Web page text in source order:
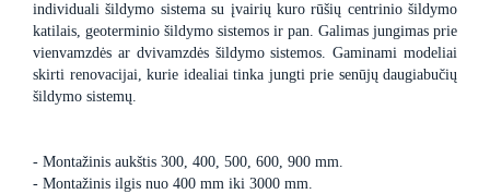
individuali šildymo sistema su įvairių kuro rūšių centrinio šildymo
katilais, geoterminio šildymo sistemos ir pan. Galimas jungimas prie
vienvamzdės ar dvivamzdės šildymo sistemos. Gaminami modeliai
skirti renovacijai, kurie idealiai tinka jungti prie senūjų daugiabučių
šildymo sistemų.
- Montažinis aukštis 300, 400, 500, 600, 900 mm.
- Montažinis ilgis nuo 400 mm iki 3000 mm.